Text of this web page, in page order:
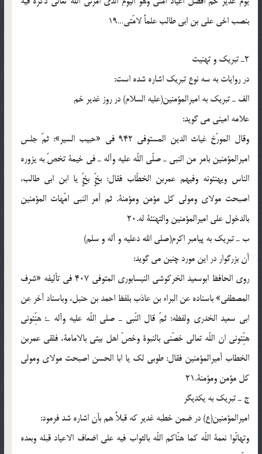
بنصب اخی علی بن ابی طالب علماً لامّتی…19
2ـ تبریک و تهنیت
در روایات به سه نوع تبریک اشاره شده است:
الف ـ تبریک به امیرالمؤمنین(علیه السلام) در روز غدیر خم
علامه امینی می گوید:
وقال المورّخ غیاث الدین المستوفی 942 فی «حبیب السیر»: ثمّ جلس
امیرالمؤمنین بامر من النبی ـ صلّی اللّه علیه وآله ـ فی خیمة تخصّ به یزوره
الناس ویهنئونه وفیهم عمربن الخطّاب فقال: بخٍّ بخٍّ یا ابن ابی طالب،
اصبحت مولای ومولی کل مؤمن ومؤمنة. ثم أمر النبی امّهات المؤمنین
بالدخول علی امیرالمؤمنین والتهنئة له.20
ب ـ تبریک به پیامبر اکرم(صلی الله دعلیه و آله و سلم)
آن بزرگوار در این مورد چنین می گوید:
روی الحافظ ابوسعید الخرکوشی النیسابوری المتوفی 407 فی تألیفه «شرف
المصطفی» باسناده عن البراء بن عاذب بلفظ احمد بن حنبل، وباسناد آخر عن
ابی سعید الخدری ولفظه: ثمّ قال النّبی ـ صلی اللّه علیه وآله ـ: هنِّئونی
هنِّئونی ان اللّه تعالی خصّنی بالنبوة وخصّ اهل بیتی بالامامة، فلقی عمربن
الخطاب أمیرالمؤمنین فقال: طوبی لک یا ابا الحسن اصبحت مولای ومولی
کل مؤمن ومؤمنة.21
ج ـ تبریک به یکدیگر
امیرالمؤمنین(ع) در ضمن خطبه غدیر که قبلاً هم بآن اشاره شد فرمود:
وتهانّوا نعمة اللّه کما هنّاکم اللّه بالثواب فیه علی اضعاف الاعیاد قبله وبعده